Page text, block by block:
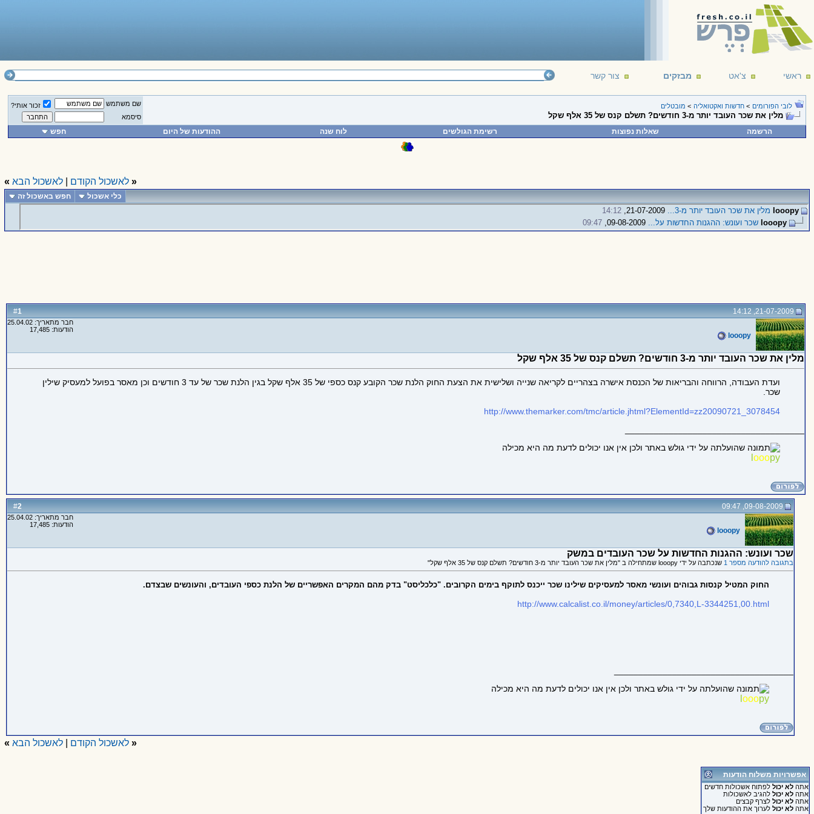
ראשי צ'אט מבזקים צור קשר
לובי הפורומים > חדשות ואקטואליה > מובטלים
מלין את שכר העובד יותר מ-3 חודשים? תשלם קנס של 35 אלף שקל
שם משתמש
זכור אותי?
סיסמא
הרשמה שאלות נפוצות רשימת הגולשים לוח שנה ההודעות של היום חפש
« לאשכול הקודם לאשכול הבא »
כלי אשכול חפש באשכול זה
looopy מלין את שכר העובד יותר מ-3...
14:12
looopy שכר ועונש: ההגנות החדשות על... 09:47
#
1 21-07-2009, 14:12
looopy
חבר מתאריך: 25.04.02
הודעות: 17,485
מלין את שכר העובד יותר מ-3 חודשים? תשלם קנס של 35 אלף שקל
ועדת העבודה, הרווחה והבריאות של הכנסת אישרה בצהריים לקריאה שנייה ושלישית את הצעת החוק הלנת שכר הקובע קנס כספי של 35 אלף שקל בגין הלנת שכר של עד 3 חודשים וכן מאסר בפועל למעסיק שילין
שכר.
http://www.themarker.com/tmc/article.jhtml?ElementId=zz20090721_3078454
looopy
#
2 09-08-2009, 09:47
looopy
חבר מתאריך: 25.04.02
הודעות: 17,485
שכר ועונש: ההגנות החדשות על שכר העובדים במשק
בתגובה להודעה מספר 1 שנכתבה על ידי looopy שמתחילה ב "מלין את שכר העובד יותר מ-3 חודשים? תשלם קנס של 35 אלף שקל"
החוק המטיל קנסות גבוהים ועונשי מאסר למעסיקים שילינו שכר ייכנס לתוקף בימים הקרובים. "כלכליסט" בדק מהם המקרים האפשריים של הלנת כספי העובדים, והעונשים שבצדם.
http://www.calcalist.co.il/money/articles/0,7340,L-3344251,00.html
looopy
« לאשכול הקודם |לאשכול הבא »
אפשרויות משלוח הודעות
אתה לא יכוללפתוח אשכולות חדשים
אתה לא יכוללהגיב לאשכולות
אתה לא יכוללצרף קבצים
אתה לא יכוללערוך את ההודעות שלך